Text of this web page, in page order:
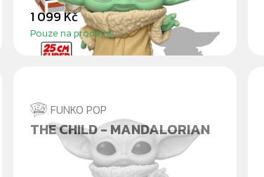
1 099 Kč
Pouze na prodejně
FUNKO POP
THE CHILD - MANDALORIAN